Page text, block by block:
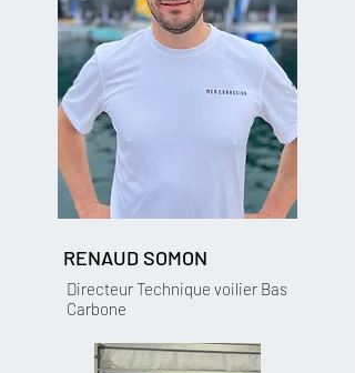
RENAUD SOMON
Directeur Technique voilier Bas
Carbone